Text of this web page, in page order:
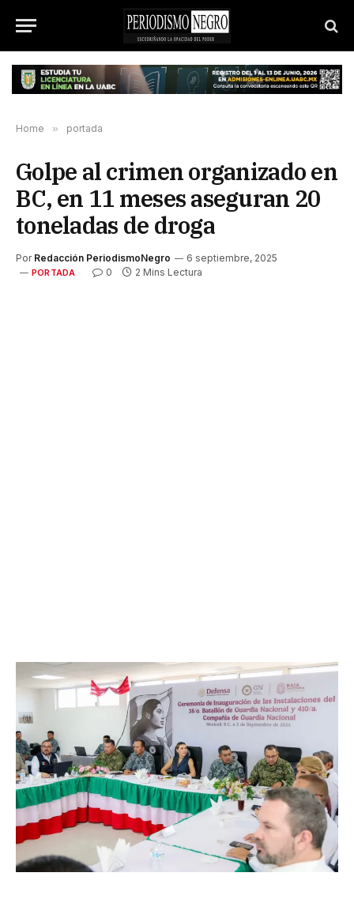
Home » portada
Golpe al crimen organizado en
BC, en 11 meses aseguran 20
toneladas de droga
Por Redacción PeriodismoNegro 6 septiembre, 2025
PORTADA 0 2 Mins Lectura